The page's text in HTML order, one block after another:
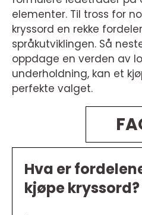
elementer. Til tross for
kryssord en rekke
språkutviklingen. Så
oppdage en verden av
underholdning, kan et
perfekte valget.
Hva er
kjøpe kryssord?